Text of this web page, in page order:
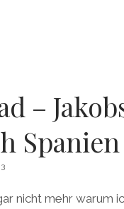
–
Spanien
nicht mehr warum